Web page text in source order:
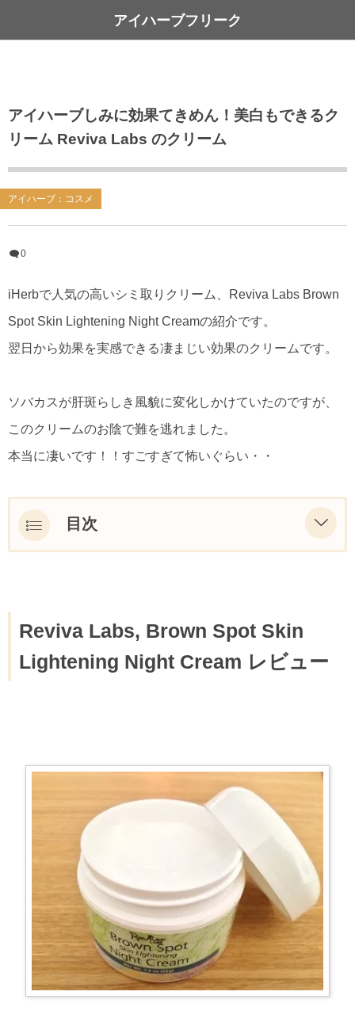
アイハーブフリーク
アイハーブしみに効果てきめん！美白もできるク
リーム Reviva Labs のクリーム
アイハーブ：コスメ
0
iHerbで人気の高いシミ取りクリーム、Reviva Labs Brown
Spot Skin Lightening Night Creamの紹介です。
翌日から効果を実感できる凄まじい効果のクリームです。
ソバカスが肝斑らしき風貌に変化しかけていたのですが、
このクリームのお陰で難を逃れました。
本当に凄いです！！すごすぎて怖いぐらい・・
目次
Night Cream成分説明
Reviva Labs, Brown Spot Skin
Lightening Night Cream レビュー